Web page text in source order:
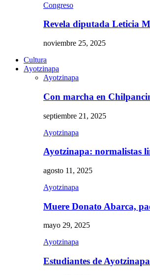
Congreso
Revela diputada Leticia
noviembre 25, 2025
Cultura
Ayotzinapa
Ayotzinapa
Con marcha en
septiembre 21, 2025
Ayotzinapa
Ayotzinapa: normalistas
agosto 11, 2025
Ayotzinapa
Muere Donato Abarca,
mayo 29, 2025
Ayotzinapa
Estudiantes de